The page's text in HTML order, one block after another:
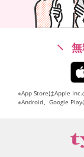
※App StoreはApple Inc.
※Android、Google Play